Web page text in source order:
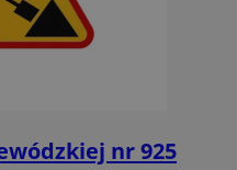
nr 925